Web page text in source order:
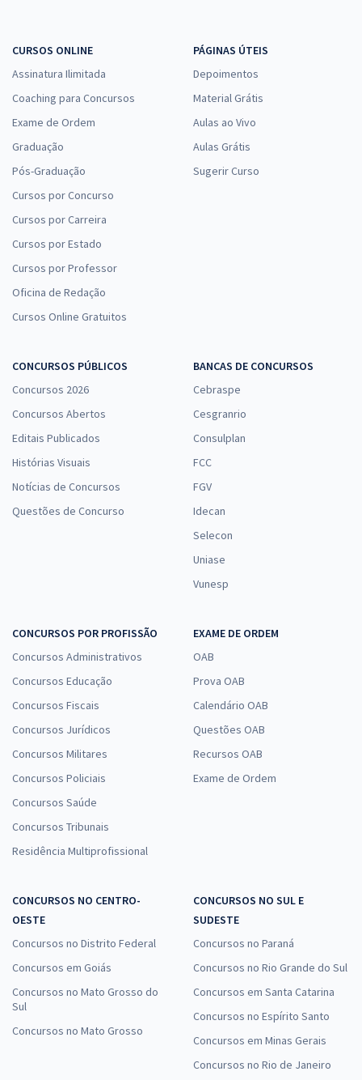
CURSOS ONLINE
Assinatura Ilimitada
Coaching para Concursos
Exame de Ordem
Graduação
Pós-Graduação
Cursos por Concurso
Cursos por Carreira
Cursos por Estado
Cursos por Professor
Oficina de Redação
Cursos Online Gratuitos
PÁGINAS ÚTEIS
Depoimentos
Material Grátis
Aulas ao Vivo
Aulas Grátis
Sugerir Curso
CONCURSOS PÚBLICOS
Concursos 2026
Concursos Abertos
Editais Publicados
Histórias Visuais
Notícias de Concursos
Questões de Concurso
BANCAS DE CONCURSOS
Cebraspe
Cesgranrio
Consulplan
FCC
FGV
Idecan
Selecon
Uniase
Vunesp
CONCURSOS POR PROFISSÃO
Concursos Administrativos
Concursos Educação
Concursos Fiscais
Concursos Jurídicos
Concursos Militares
Concursos Policiais
Concursos Saúde
Concursos Tribunais
Residência Multiprofissional
EXAME DE ORDEM
OAB
Prova OAB
Calendário OAB
Questões OAB
Recursos OAB
Exame de Ordem
CONCURSOS NO CENTRO-
OESTE
Concursos no Distrito Federal
Concursos em Goiás
Concursos no Mato Grosso do
Sul
Concursos no Mato Grosso
CONCURSOS NO SUL E
SUDESTE
Concursos no Paraná
Concursos no Rio Grande do Sul
Concursos em Santa Catarina
Concursos no Espírito Santo
Concursos em Minas Gerais
Concursos no Rio de Janeiro